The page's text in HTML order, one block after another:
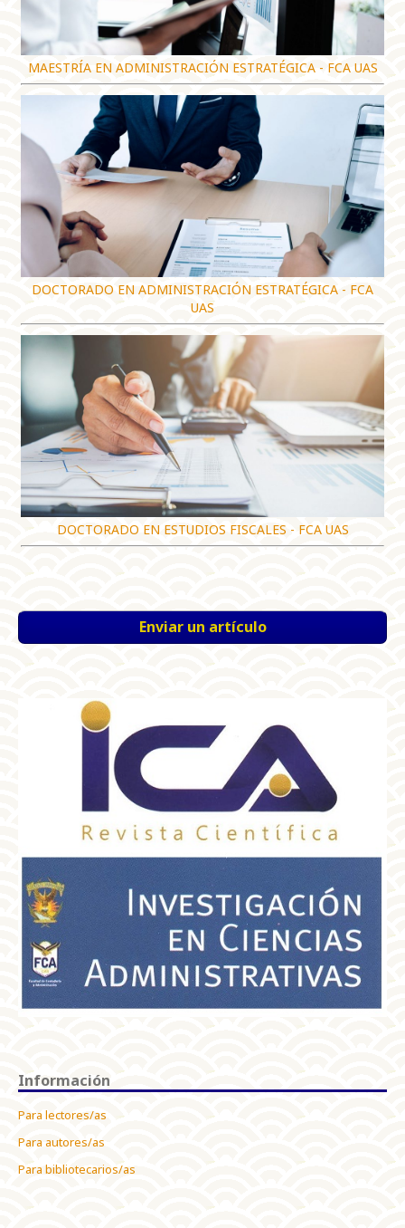
MAESTRÍA EN ADMINISTRACIÓN ESTRATÉGICA - FCA UAS
DOCTORADO EN ADMINISTRACIÓN ESTRATÉGICA - FCA
UAS
DOCTORADO EN ESTUDIOS FISCALES - FCA UAS
Enviar un artículo
Información
Para lectores/as
Para autores/as
Para bibliotecarios/as